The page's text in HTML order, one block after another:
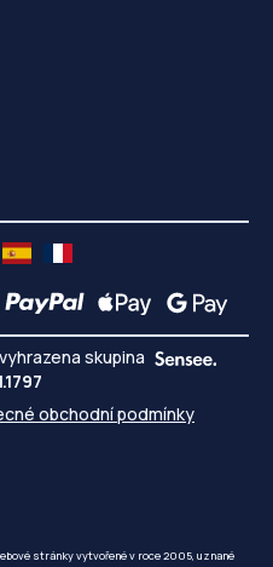
skupina
obchodní podmínky
stránky vytvořené v roce 2005, uznané